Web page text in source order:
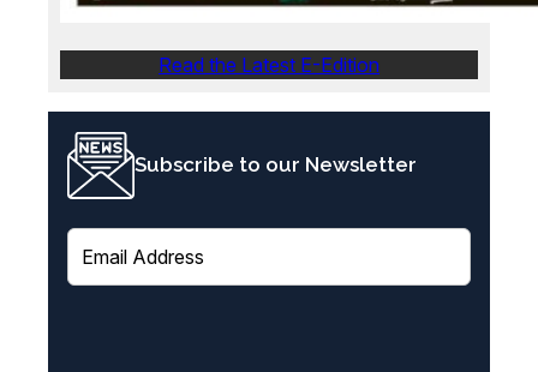
Read the Latest E-Edition
Subscribe to our Newsletter
E